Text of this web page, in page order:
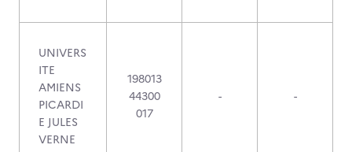
UNIVERS
ITE
AMIENS
PICARDI
E JULES
VERNE
198013
44300
017
- -